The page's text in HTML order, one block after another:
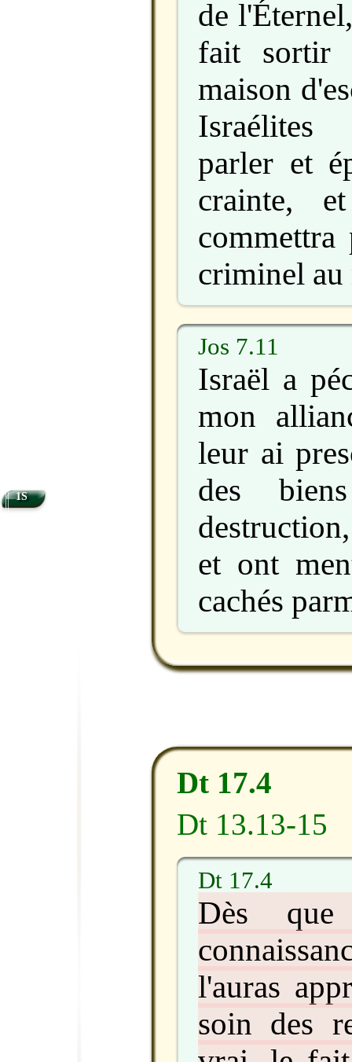
de
fait sortir
maison
Israélites
parler et
crainte,
commettra
criminel
Jos 7.11
Israël a
mon
leur ai
des
et ont
cachés
Dt 17.4
Dt 13.13-15
Dt 17.4
Dès
l'auras
soin des
1S